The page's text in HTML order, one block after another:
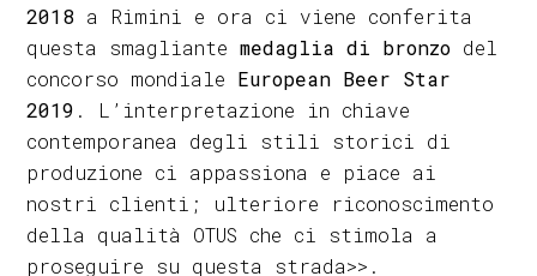
2018 a Rimini e ora ci viene conferita
questa smagliantemedaglia di bronzo del
concorso mondiale European Beer Star
2019 . L’interpretazione in chiave
contemporanea degli stili storici di
produzione ci appassiona e piace ai
nostri clienti; ulteriore riconoscimento
della qualità OTUS che ci stimola a
proseguire su questa strada>>.